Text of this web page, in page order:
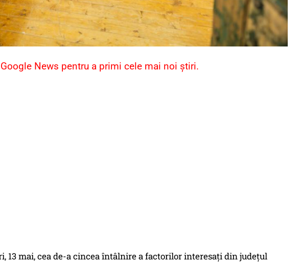
News pentru a primi cele mai noi știri.
13 mai, cea de-a cincea întâlnire a factorilor interesați din județul